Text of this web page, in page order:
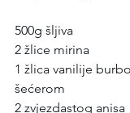
500g šljiva
2 žlice mirina
1 žlica vanilije
šećerom
2 zvjezdastog anisa